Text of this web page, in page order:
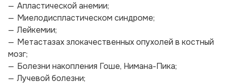
Апластической анемии;
Миелодиспластическом синдроме;
Лейкемии;
Метастазах злокачественных опухолей в костный
мозг;
Болезни накопления Гоше, Нимана-Пика;
Лучевой болезни;